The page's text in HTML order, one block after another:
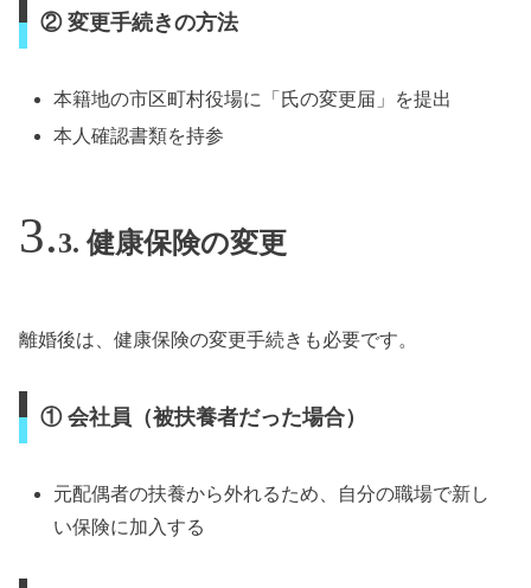
② 変更手続きの方法
本籍地の市区町村役場に「氏の変更届」を提出
本人確認書類を持参
3. 健康保険の変更
離婚後は、健康保険の変更手続きも必要です。
① 会社員（被扶養者だった場合）
元配偶者の扶養から外れるため、自分の職場で新し
い保険に加入する